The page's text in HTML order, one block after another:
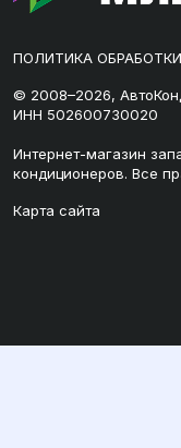
ПОЛИТИКА
© 2008–2026,
ИНН 502600730020
Интернет-магазин
кондиционеров. Все
Карта сайта